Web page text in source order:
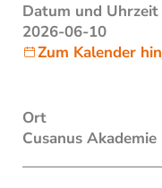
Datum und Uhrzeit
2026-06-10
Zum Kalender
Ort
Cusanus Akademie
Familie
E-Mail*